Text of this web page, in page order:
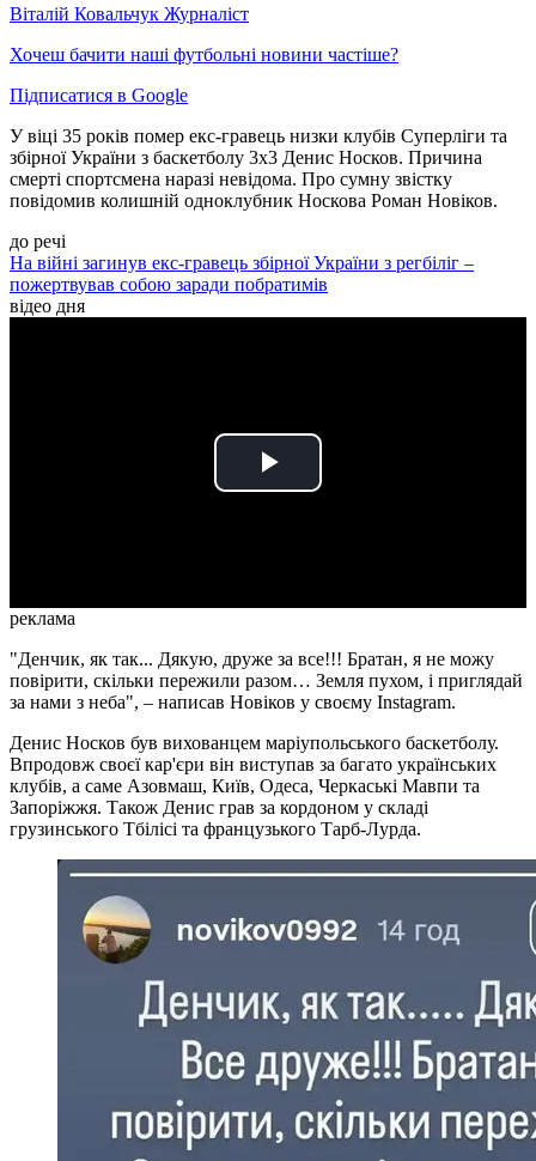
Віталій Ковальчук Журналіст
Хочеш бачити наші футбольні новини частіше?
Підписатися в Google
У віці 35 років помер екс-гравець низки клубів Суперліги та
збірної України з баскетболу 3х3 Денис Носков. Причина
смерті спортсмена наразі невідома. Про сумну звістку
повідомив колишній одноклубник Носкова Роман Новіков.
до речі
На війні загинув екс-гравець збірної України з регбіліг –
пожертвував собою заради побратимів
відео дня
Play
реклама
"Денчик, як так... Дякую, друже за все!!! Братан, я не можу
повірити, скільки пережили разом… Земля пухом, і приглядай
за нами з нeба", – написав Новіков у своєму Instagram.
Денис Носков був вихованцем маріупольського баскетболу.
Впродовж своєї кар'єри він виступав за багато українських
клубів, а саме Азовмаш, Київ, Одеса, Черкаські Мавпи та
Запоріжжя. Також Денис грав за кордоном у складі
грузинського Тбілісі та французького Тарб-Лурда.